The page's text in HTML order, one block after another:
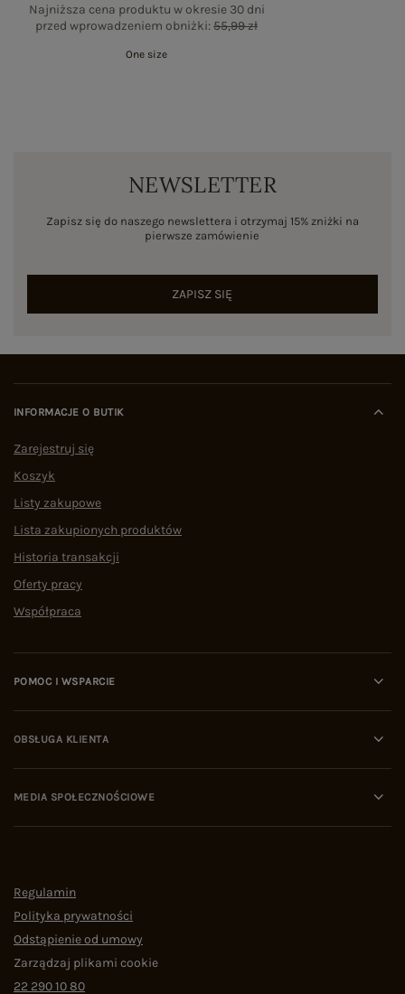
Najniższa cena produktu w okresie 30 dni
przed wprowadzeniem obniżki:55,99 zł
One size
NEWSLETTER
Zapisz się do naszego newslettera i otrzymaj 15% zniżki na
pierwsze zamówienie
ZAPISZ SIĘ
INFORMACJE O BUTIK
Zarejestruj się
Koszyk
Listy zakupowe
Lista zakupionych produktów
Historia transakcji
Oferty pracy
Współpraca
POMOC I WSPARCIE
OBSŁUGA KLIENTA
MEDIA SPOŁECZNOŚCIOWE
Regulamin
Polityka prywatności
Odstąpienie od umowy
Zarządzaj plikami cookie
22 290 10 80